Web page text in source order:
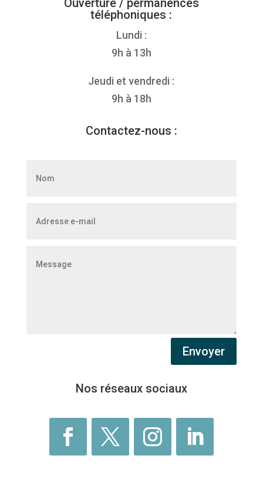
Ouverture / permanences
téléphoniques :
Lundi :
9h à 13h
Jeudi et vendredi :
9h à 18h
Contactez-nous :
Envoyer
Nos réseaux sociaux